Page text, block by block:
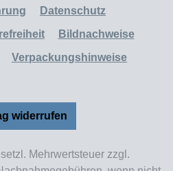
Datenschutz
Bildnachweise
Verpackungshinweise
widerrufen
Mehrwertsteuer zzgl.